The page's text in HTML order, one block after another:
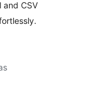
and CSV